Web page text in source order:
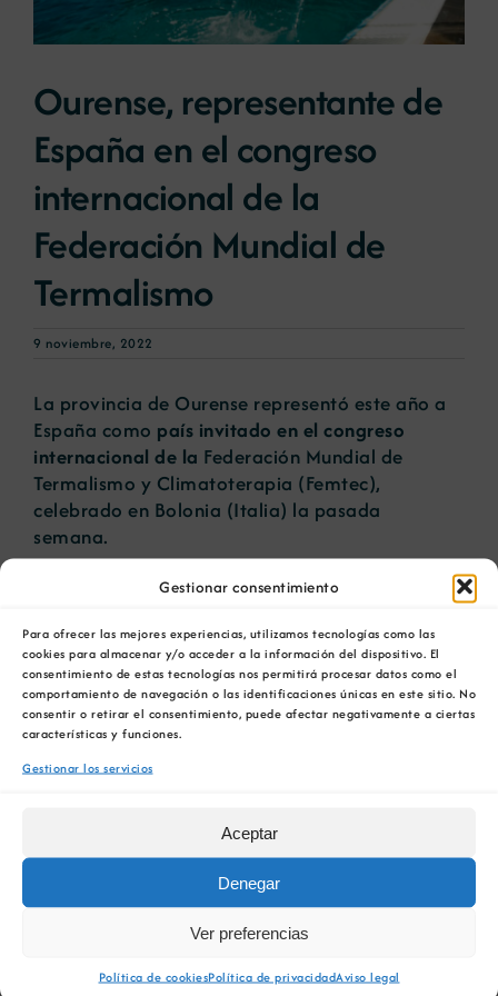
Gestionar consentimiento
Para ofrecer las mejores experiencias, utilizamos tecnologías como las
cookies para almacenar y/o acceder a la información del dispositivo. El
consentimiento de estas tecnologías nos permitirá procesar datos como el
comportamiento de navegación o las identificaciones únicas en este sitio. No
consentir o retirar el consentimiento, puede afectar negativamente a ciertas
características y funciones.
Gestionar los servicios
Aceptar
Denegar
Ver preferencias
Política de cookiesPolítica de privacidadAviso legal
Portal de empleo
Contacto
Ourense, representante de
España en el congreso
internacional de la
Federación Mundial de
Termalismo
9 noviembre, 2022
La provincia de Ourense representó este año a
España como país invitado en el congreso
internacional de la Federación Mundial de
Termalismo y Climatoterapia (Femtec),
celebrado en Bolonia (Italia) la pasada
semana.
El presidente de la Diputación, José Manuel
vídeo. “Tras la pandemia necesitamos reforzar
el papel del turismo termal y todas las
posibilidades que la climatoterapia aporta a las
zonas rurales implicando un estilo de vida
saludable”, destacó. Baltar agradeció a la
delegada de la Femtec en Galicia, María
los recursos termales y las aguas minero-
medicinales en nuestro territorio.
Galicia es líder nacional en turismo termal,
concretamente Ourense esla primera provincia
con siete instalaciones en funcionamiento.